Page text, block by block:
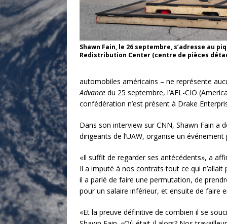
Shawn Fain, le 26 septembre, s’adresse au
Redistribution Center (centre de pièces
automobiles américains – ne représente
Advance du 25 septembre, l’AFL-CIO
confédération n’est présent à Drake
Dans son interview sur CNN, Shawn Fain a
dirigeants de l’UAW, organise un
«Il suffit de regarder ses antécédents», a
Il a imputé à nos contrats tout ce qui n’allait
il a parlé de faire une permutation, de
pour un salaire inférieur, et ensuite de faire
«Et la preuve définitive de combien il se